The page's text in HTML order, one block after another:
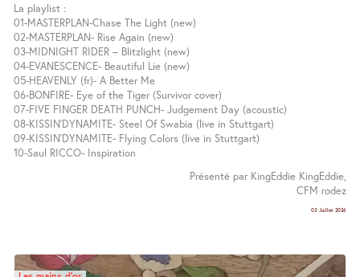
La playlist :
01-MASTERPLAN-Chase The Light (new)
02-MASTERPLAN- Rise Again (new)
03-MIDNIGHT RIDER – Blitzlight (new)
04-EVANESCENCE- Beautiful Lie (new)
05-HEAVENLY (fr)- A Better Me
06-BONFIRE- Eye of the Tiger (Survivor cover)
07-FIVE FINGER DEATH PUNCH- Judgement Day (acoustic)
08-KISSIN’DYNAMITE- Steel Of Swabia (live in Stuttgart)
09-KISSIN’DYNAMITE- Flying Colors (live in Stuttgart)
10-Saul RICCO- Inspiration
Présenté par KingEddie KingEddie,
CFM rodez
03 Juillet 2026